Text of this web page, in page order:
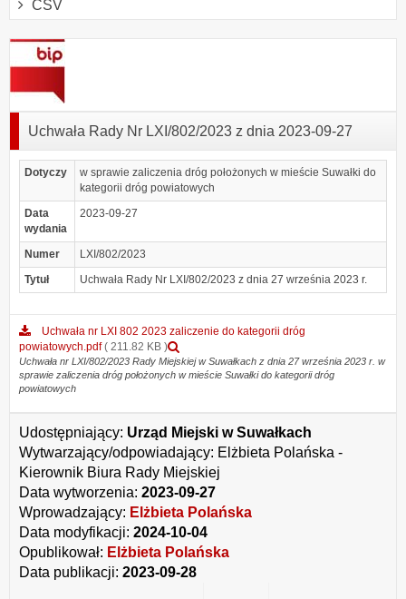
CSV
Uchwała Rady Nr LXI/802/2023 z dnia 2023-09-27
Dotyczy
w sprawie zaliczenia dróg położonych w mieście Suwałki do
kategorii dróg powiatowych
Data
wydania
2023-09-27
Numer
LXI/802/2023
Tytuł
Uchwała Rady Nr LXI/802/2023 z dnia 27 września 2023 r.
Uchwała nr LXI 802 2023 zaliczenie do kategorii dróg
powiatowych.pdf ( 211.82 KB )
załącznika
Uchwała
2023
zaliczenie
do
kategorii
dróg
powiatowych.pdf
Uchwała nr LXI/802/2023 Rady Miejskiej w Suwałkach z dnia 27 września 2023 r. w
sprawie zaliczenia dróg położonych w mieście Suwałki do kategorii dróg
powiatowych
Udostępniający: Urząd Miejski w Suwałkach
Wytwarzający/odpowiadający: Elżbieta Polańska -
Kierownik Biura Rady Miejskiej
Data wytworzenia: 2023-09-27
Wprowadzający: Elżbieta Polańska
Data modyfikacji: 2024-10-04
Opublikował: Elżbieta Polańska
Data publikacji: 2023-09-28